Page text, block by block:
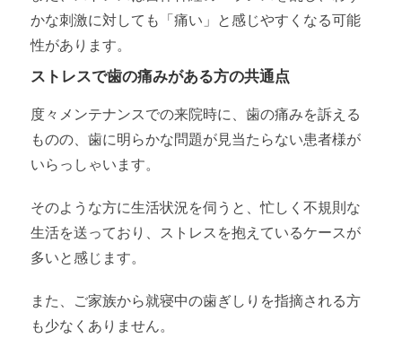
かな刺激に対しても「痛い」と感じやすくなる可能
性があります。
ストレスで歯の痛みがある方の共通点
度々メンテナンスでの来院時に、歯の痛みを訴える
ものの、歯に明らかな問題が見当たらない患者様が
いらっしゃいます。
そのような方に生活状況を伺うと、忙しく不規則な
生活を送っており、ストレスを抱えているケースが
多いと感じます。
また、ご家族から就寝中の歯ぎしりを指摘される方
も少なくありません。